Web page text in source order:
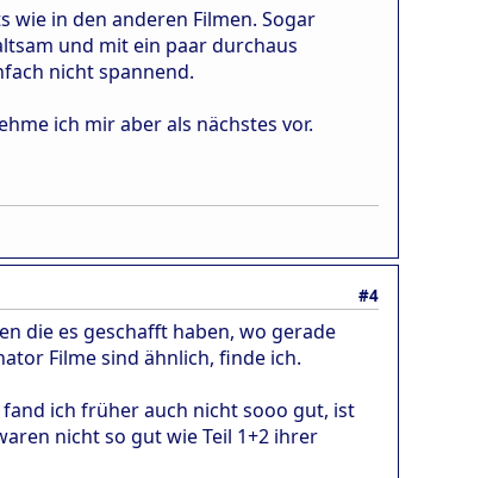
wie in den anderen Filmen. Sogar
und mit ein paar durchaus
nicht spannend.
ich mir aber als nächstes vor.
#4
die es geschafft haben, wo gerade
Filme sind ähnlich, finde ich.
fand ich früher auch nicht sooo gut, ist
nicht so gut wie Teil 1+2 ihrer